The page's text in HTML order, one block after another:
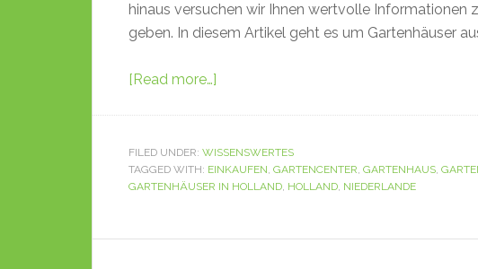
hinaus versuchen wir Ihnen wertvolle Informationen
geben. In diesem Artikel geht es um Gartenhäuser
[Read more…]
FILED UNDER: WISSENSWERTES
TAGGED WITH: EINKAUFEN, GARTENCENTER, GARTENHAUS,
GARTENHÄUSER IN HOLLAND, HOLLAND, NIEDERLANDE